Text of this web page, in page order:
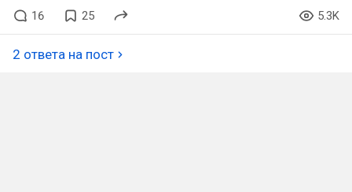
16 25 5.3K
2 ответа на пост